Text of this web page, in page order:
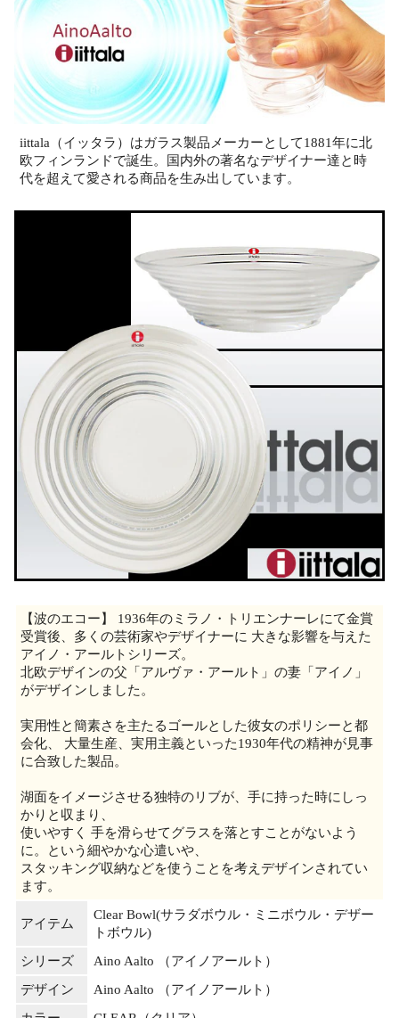
iittala（イッタラ）はガラス製品メーカーとして1881年に北
欧フィンランドで誕生。国内外の著名なデザイナー達と時
代を超えて愛される商品を生み出しています。
【波のエコー】 1936年のミラノ・トリエンナーレにて金賞
受賞後、多くの芸術家やデザイナーに 大きな影響を与えた
アイノ・アールトシリーズ。
北欧デザインの父「アルヴァ・アールト」の妻「アイノ」
がデザインしました。
実用性と簡素さを主たるゴールとした彼女のポリシーと都
会化、 大量生産、実用主義といった1930年代の精神が見事
に合致した製品。
湖面をイメージさせる独特のリブが、手に持った時にしっ
かりと収まり、
使いやすく 手を滑らせてグラスを落とすことがないよう
に。という細やかな心遣いや、
スタッキング収納などを使うことを考えデザインされてい
ます。
アイテム
Clear Bowl(サラダボウル・ミニボウル・デザー
トボウル)
シリーズ
Aino Aalto （アイノアールト）
デザイン
Aino Aalto （アイノアールト）